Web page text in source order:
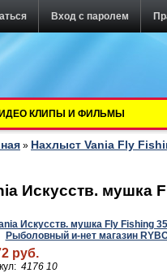
Вход с паролем
КЛИПЫ И ФИЛЬМЫ
» Нахлыст Vania Fly
Искусств. мушка
руб.
4176 10